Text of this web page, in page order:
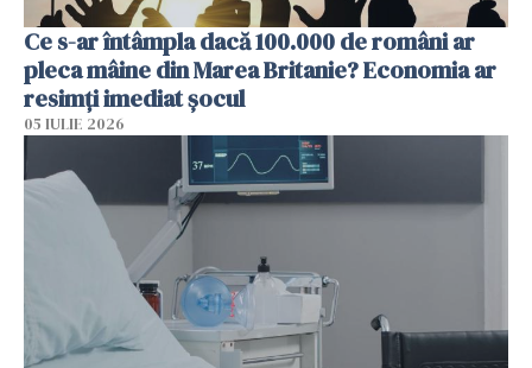
Ce s-ar întâmpla dacă 100.000 de români ar
pleca mâine din Marea Britanie? Economia ar
resimți imediat șocul
05 IULIE 2026